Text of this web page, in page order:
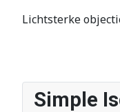
Lichtsterke
Simple